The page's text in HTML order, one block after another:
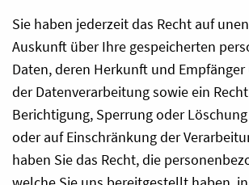
Sie haben jederzeit das Recht auf
Auskunft über Ihre gespeicherten
Daten, deren Herkunft und
der Datenverarbeitung sowie ein
Berichtigung, Sperrung oder
oder auf Einschränkung der
haben Sie das Recht, die